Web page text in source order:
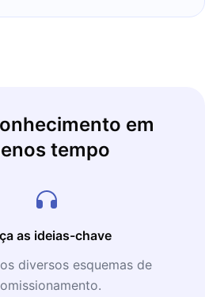
em
tempo
as ideias-chave
diversos esquemas de